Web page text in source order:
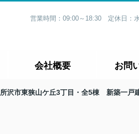
営業時間：09:00～18:30 定休日：
会社概要 お問
所沢市東狭山ケ丘3丁目・全5棟 新築一